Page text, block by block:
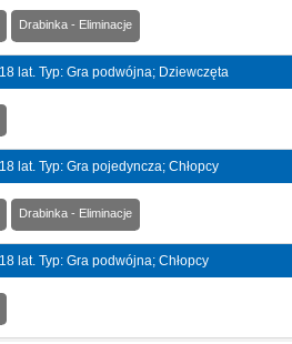
Drabinka - Eliminacje
lat. Typ: Gra podwójna; Dziewczęta
lat. Typ: Gra pojedyncza; Chłopcy
Drabinka - Eliminacje
lat. Typ: Gra podwójna; Chłopcy